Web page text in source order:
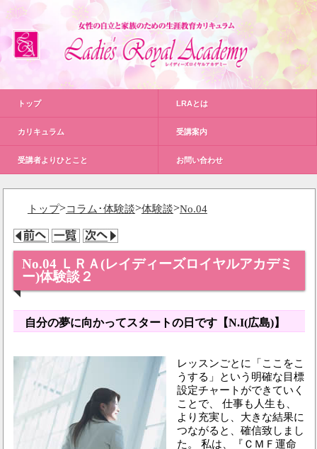
トップ LRAとは
カリキュラム 受講案内
受講者よりひとこと お問い合わせ
トップ>コラム･体験談>体験談>No.04
No.04 ＬＲＡ(レイディーズロイヤルアカデミ
ー)体験談２
自分の夢に向かってスタートの日です【N.I(広島)】
レッスンごとに「ここをこ
うする」という明確な目標
設定チャートができていく
ことで、 仕事も人生も、
より充実し、大きな結果に
つながると、確信致しまし
た。 私は、『ＣＭＦ運命